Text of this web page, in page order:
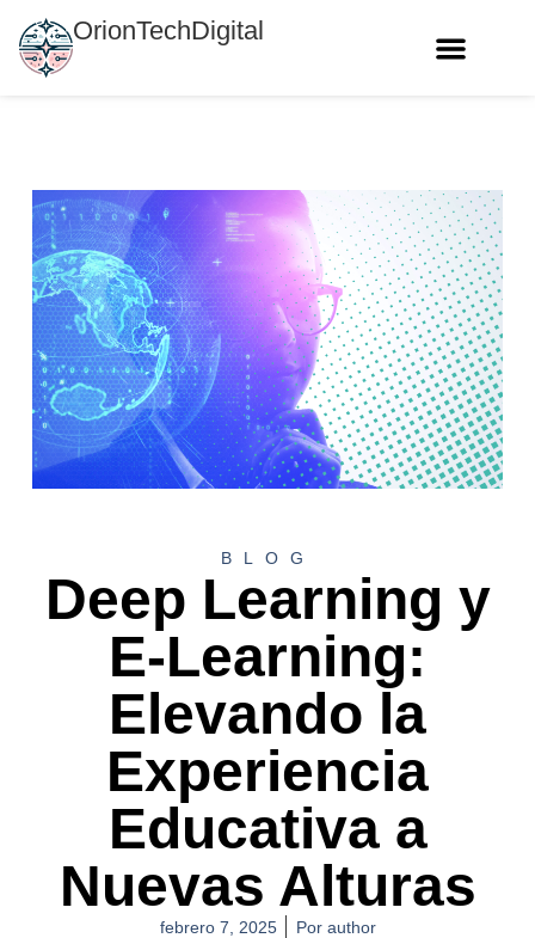
OrionTechDigital
BLOG
Deep Learning y
E-Learning:
Elevando la
Experiencia
Educativa a
Nuevas Alturas
febrero 7, 2025 Porauthor